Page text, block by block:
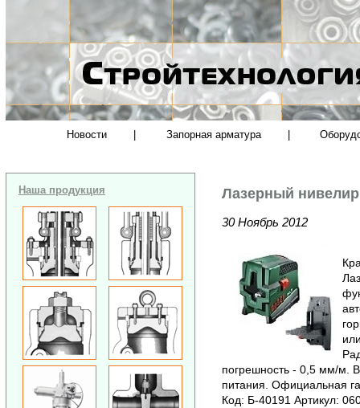
Новости Запорная арматура
Наша продукция Лазерный нивелир
30 Ноябрь 2012
погрешность - 0,5 мм/м.
питания. Официальная
Код: Б-40191 Артикул: